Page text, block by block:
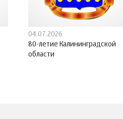
04.07.2026
80-летие Калининградской
области